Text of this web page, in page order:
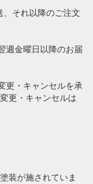
、それ以降のご注文
週金曜日以降のお届
更・キャンセルを承
更・キャンセルは
装が施されていま